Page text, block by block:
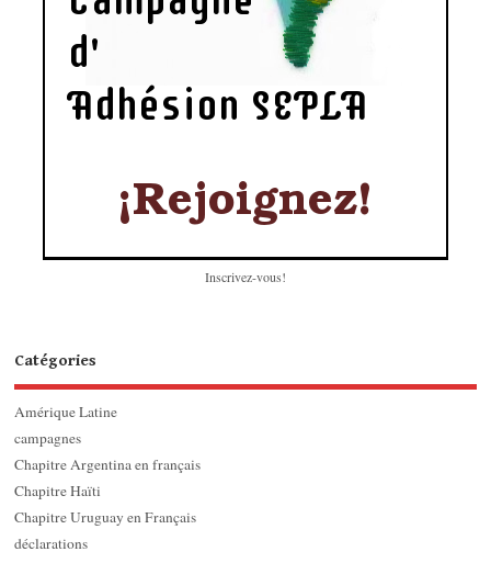
Inscrivez-vous!
Catégories
Amérique Latine
campagnes
Chapitre Argentina en français
Chapitre Haïti
Chapitre Uruguay en Français
déclarations